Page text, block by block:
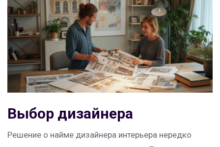
Выбор дизайнера
Решение о найме дизайнера интерьера нередко